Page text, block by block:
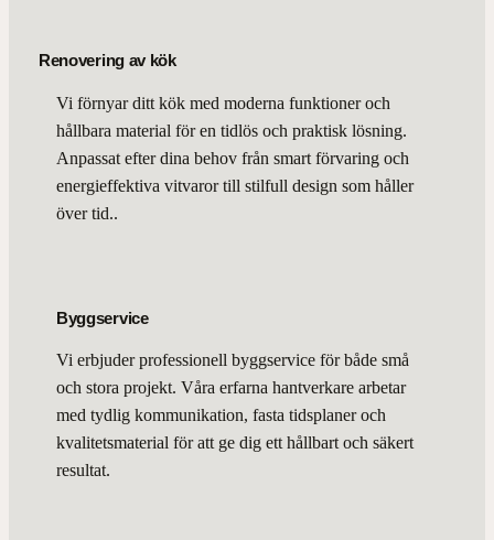
Renovering av kök
Vi förnyar ditt kök med moderna funktioner och
hållbara material för en tidlös och praktisk lösning.
Anpassat efter dina behov från smart förvaring och
energieffektiva vitvaror till stilfull design som håller
över tid..
Byggservice
Vi erbjuder professionell byggservice för både små
och stora projekt. Våra erfarna hantverkare arbetar
med tydlig kommunikation, fasta tidsplaner och
kvalitetsmaterial för att ge dig ett hållbart och säkert
resultat.